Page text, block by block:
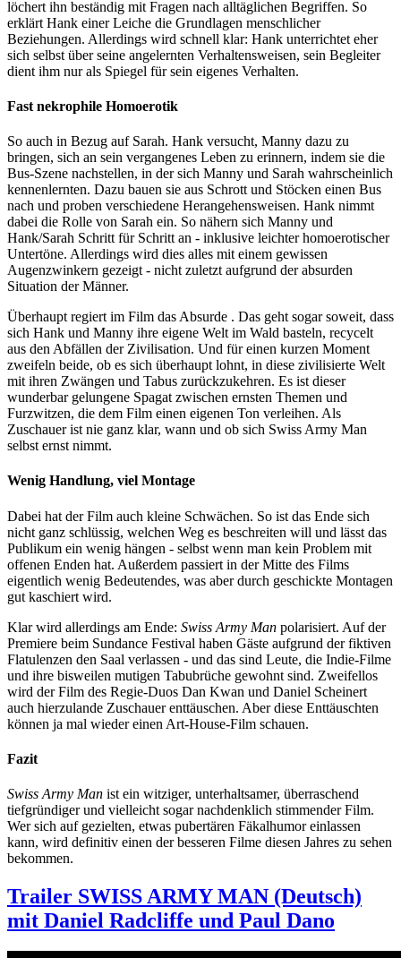
löchert ihn beständig mit Fragen nach alltäglichen Begriffen. So
erklärt Hank einer Leiche die Grundlagen menschlicher
Beziehungen. Allerdings wird schnell klar: Hank unterrichtet eher
sich selbst über seine angelernten Verhaltensweisen, sein Begleiter
dient ihm nur als Spiegel für sein eigenes Verhalten.
Fast nekrophile Homoerotik
So auch in Bezug auf Sarah. Hank versucht, Manny dazu zu
bringen, sich an sein vergangenes Leben zu erinnern, indem sie die
Bus-Szene nachstellen, in der sich Manny und Sarah wahrscheinlich
kennenlernten. Dazu bauen sie aus Schrott und Stöcken einen Bus
nach und proben verschiedene Herangehensweisen. Hank nimmt
dabei die Rolle von Sarah ein. So nähern sich Manny und
Hank/Sarah Schritt für Schritt an - inklusive leichter homoerotischer
Untertöne. Allerdings wird dies alles mit einem gewissen
Augenzwinkern gezeigt - nicht zuletzt aufgrund der absurden
Situation der Männer.
Überhaupt regiert im Film das Absurde . Das geht sogar soweit, dass
sich Hank und Manny ihre eigene Welt im Wald basteln, recycelt
aus den Abfällen der Zivilisation. Und für einen kurzen Moment
zweifeln beide, ob es sich überhaupt lohnt, in diese zivilisierte Welt
mit ihren Zwängen und Tabus zurückzukehren. Es ist dieser
wunderbar gelungene Spagat zwischen ernsten Themen und
Furzwitzen, die dem Film einen eigenen Ton verleihen. Als
Zuschauer ist nie ganz klar, wann und ob sich Swiss Army Man
selbst ernst nimmt.
Wenig Handlung, viel Montage
Dabei hat der Film auch kleine Schwächen. So ist das Ende sich
nicht ganz schlüssig, welchen Weg es beschreiten will und lässt das
Publikum ein wenig hängen - selbst wenn man kein Problem mit
offenen Enden hat. Außerdem passiert in der Mitte des Films
eigentlich wenig Bedeutendes, was aber durch geschickte Montagen
gut kaschiert wird.
Klar wird allerdings am Ende: Swiss Army Man polarisiert. Auf der
Premiere beim Sundance Festival haben Gäste aufgrund der fiktiven
Flatulenzen den Saal verlassen - und das sind Leute, die Indie-Filme
und ihre bisweilen mutigen Tabubrüche gewohnt sind. Zweifellos
wird der Film des Regie-Duos Dan Kwan und Daniel Scheinert
auch hierzulande Zuschauer enttäuschen. Aber diese Enttäuschten
können ja mal wieder einen Art-House-Film schauen.
Fazit
Swiss Army Man ist ein witziger, unterhaltsamer, überraschend
tiefgründiger und vielleicht sogar nachdenklich stimmender Film.
Wer sich auf gezielten, etwas pubertären Fäkalhumor einlassen
kann, wird definitiv einen der besseren Filme diesen Jahres zu sehen
bekommen.
Trailer SWISS ARMY MAN (Deutsch)
mit Daniel Radcliffe und Paul Dano